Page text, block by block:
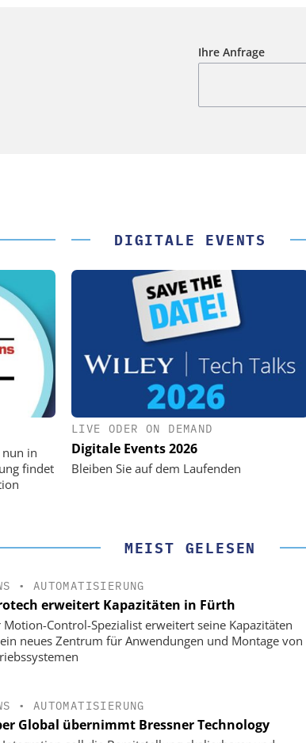
Ihre Anfrage
in
findet
DIGITALE EVENTS
LIVE ODER ON DEMAND
Digitale Events 2026
Bleiben Sie auf dem Laufenden
(PI) SE &
LEO-
mit
PHYSIK INSTRUMENTE (PI) SE &
CO. KG
Optische Laserlinks für LEO-
Satelliten: Blitzschnelle
MEIST GELESEN
• AUTOMATISIERUNG
erweitert Kapazitäten in Fürth
Motion-Control-Spezialist erweitert seine Kapazitäten
neues Zentrum für Anwendungen und Montage von
• AUTOMATISIERUNG
Global übernimmt Bressner Technology